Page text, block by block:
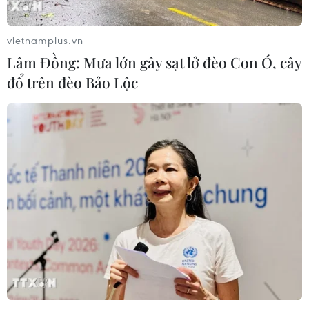
Cảnh báo thủ đoạn lừa đảo đưa lao
động thời vụ sang Hàn Quốc
Xem thêm
CƠ QUAN CHỦ QUẢN: THÔNG TẤN XÃ VIỆT NAM
Tổng Biên tập: TRẦN TIẾN DUẨN
vietnamplus.vn
Lâm Đồng: Mưa lớn gây sạt lở đèo Con Ó, cây
đổ trên đèo Bảo Lộc